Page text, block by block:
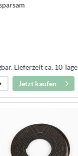
Lieferzeit ca. 10 Tage
Jetzt kaufen